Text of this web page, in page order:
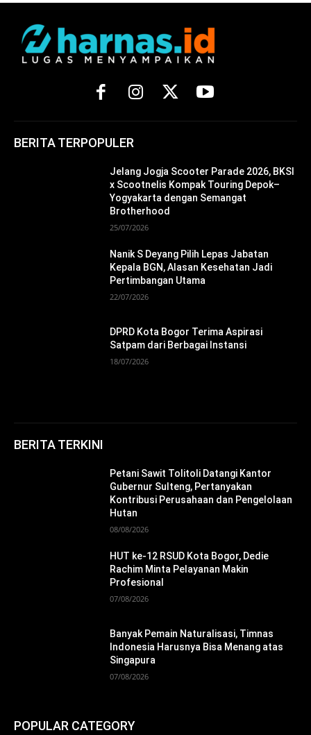
BERITA TERPOPULER
Jelang Jogja Scooter Parade 2026, BKSI
x Scootnelis Kompak Touring Depok–
Yogyakarta dengan Semangat
Brotherhood
25/07/2026
Nanik S Deyang Pilih Lepas Jabatan
Kepala BGN, Alasan Kesehatan Jadi
Pertimbangan Utama
22/07/2026
DPRD Kota Bogor Terima Aspirasi
Satpam dari Berbagai Instansi
18/07/2026
BERITA TERKINI
Petani Sawit Tolitoli Datangi Kantor
Gubernur Sulteng, Pertanyakan
Kontribusi Perusahaan dan Pengelolaan
Hutan
08/08/2026
HUT ke-12 RSUD Kota Bogor, Dedie
Rachim Minta Pelayanan Makin
Profesional
07/08/2026
Banyak Pemain Naturalisasi, Timnas
Indonesia Harusnya Bisa Menang atas
Singapura
07/08/2026
POPULAR CATEGORY